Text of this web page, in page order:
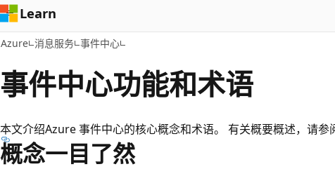
Learn
Azure 消息服务 事件中心
事件中心功能和术语
本文介绍Azure 事件中心的核心概念和术语。 有关概要概述，请参
概念一目了然